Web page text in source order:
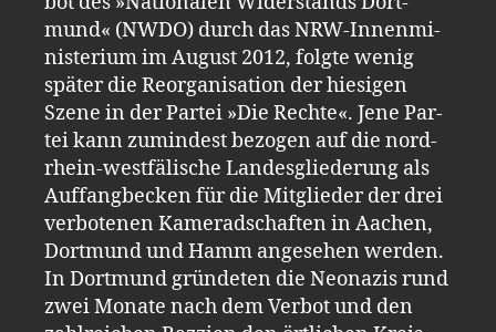
mund« (NWDO) durch das NRW-​In­nen­mi­
nis­te­ri­um im Au­gust 2012, folg­te wenig
spä­ter die Re­or­ga­ni­sa­ti­on der hie­si­gen
Szene in der Par­tei »Die Rech­te«. Jene Par­
tei kann zu­min­dest be­zo­gen auf die nord­
rhein-​west­fä­li­sche Lan­des­glie­de­rung als
Auf­fang­be­cken für die Mit­glie­der der drei
ver­bo­te­nen Ka­me­rad­schaf­ten in Aa­chen,
Dort­mund und Hamm an­ge­se­hen wer­den.
In Dort­mund grün­de­ten die Neo­na­zis rund
zwei Mo­na­te nach dem Ver­bot und den